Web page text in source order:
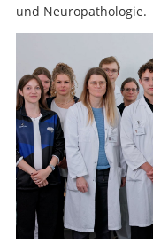
und Neuropathologie.